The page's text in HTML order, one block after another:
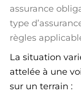
assurance
type
règles
La situation
attelée à une
sur un terrain :